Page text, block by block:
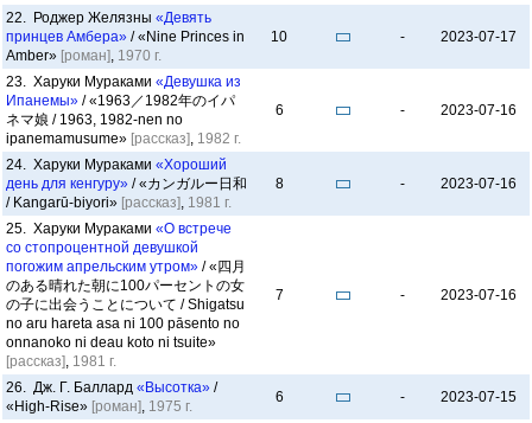
22. Роджер Желязны «Девять
принцев Амбера» / «Nine Princes in
Amber» [роман], 1970 г.
10 - 2023-07-17
23. Харуки Мураками «Девушка из
Ипанемы» / «1963／1982年のイパ
ネマ娘 / 1963, 1982-nen no
ipanemamusume» [рассказ], 1982 г.
6 - 2023-07-16
24. Харуки Мураками «Хороший
день для кенгуру» / «カンガルー日和
/ Kangarū-biyori» [рассказ], 1981 г.
8 - 2023-07-16
25. Харуки Мураками «О встрече
со стопроцентной девушкой
погожим апрельским утром» / «四月
のある晴れた朝に100パーセントの女
の子に出会うことについて / Shigatsu
no aru hareta asa ni 100 pāsento no
onnanoko ni deau koto ni tsuite»
[рассказ], 1981 г.
7 - 2023-07-16
26. Дж. Г. Баллард «Высотка» /
«High-Rise» [роман], 1975 г.
6 - 2023-07-15